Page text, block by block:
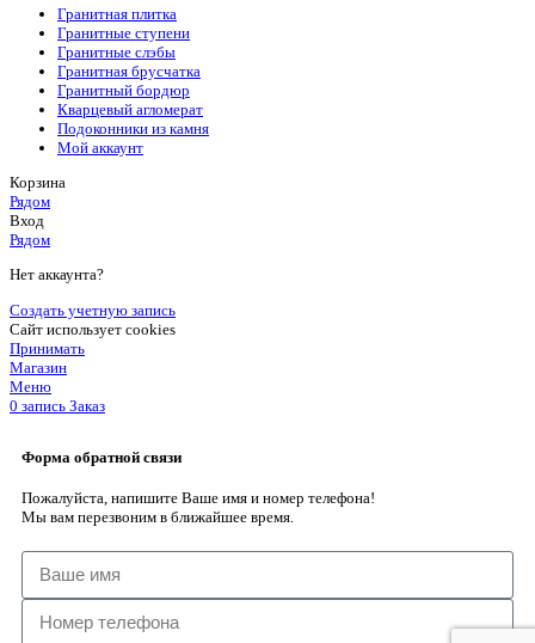
Гранитная плитка
Гранитные ступени
Гранитные слэбы
Гранитная брусчатка
Гранитный бордюр
Кварцевый агломерат
Подоконники из камня
Мой аккаунт
Корзина
Рядом
Вход
Рядом
Нет аккаунта?
Создать учетную запись
Сайт использует cookies
Принимать
Магазин
Меню
0 запись Заказ
Форма обратной связи
Пожалуйста, напишите Ваше имя и номер телефона!
Мы вам перезвоним в ближайшее время.